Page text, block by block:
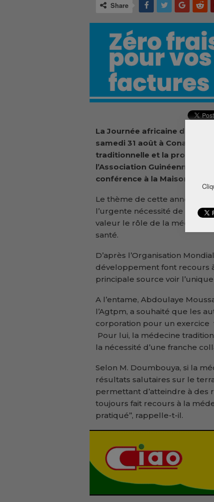
Share
La Journée africaine de la
samedi 31 août à Conakry,
traditionnelle et la protection
l’Association Guinéenne des
conférence à la Maison de
Le thème de cette année a
l’urgente nécessité de la
valeur le rôle de la médecine
santé.
D’après l’Organisation
développement font recours
principale source voir
A l’entame, Abdoulaye
l’Agtpm, a souhaité que les
corporation pour un
Pour lui, la médecine
la nécessité d’une franche
Selon M. Doumbouya, si la
résultats salutaires sur le
permettant d’atteindre à des
toujours fait recours à la
pratiqué’’, rappelle-t-il.